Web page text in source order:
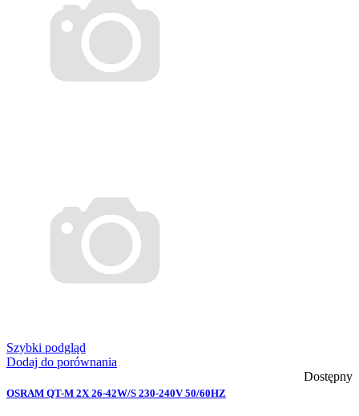
Szybki podgląd
Dodaj do porównania
Dostępny
OSRAM QT-M 2X 26-42W/S 230-240V 50/60HZ